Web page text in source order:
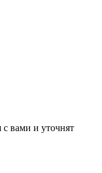
вами и уточнят